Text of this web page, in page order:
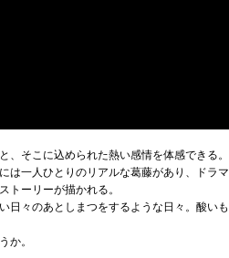
、そこに込められた熱い感情を体感できる。
は一人ひとりのリアルな葛藤があり、ドラ
トーリーが描かれる。
々のあとしまつをするような日々。酸い
か。